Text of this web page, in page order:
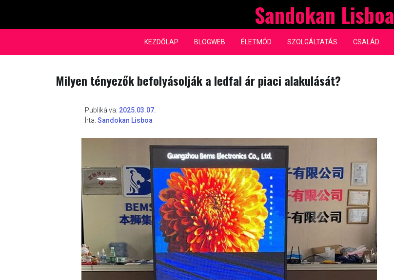
content
Sandokan Lisboa
KEZDŐLAP BLOGWEB ÉLETMÓD SZOLGÁLTATÁS CSALÁD
Milyen tényezők befolyásolják a ledfal ár piaci alakulását?
Publikálva: 2025.03.07.
Írta: Sandokan Lisboa